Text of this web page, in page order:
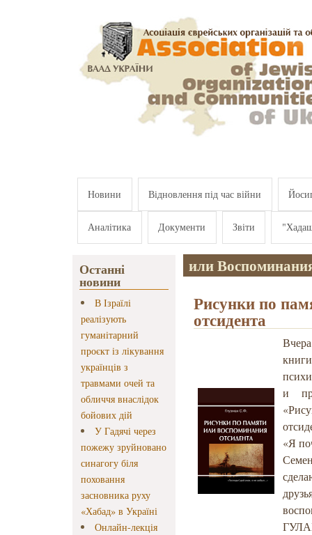
Новини Відновлення під час війни
Аналітика Документи Звіти
Останні
новини
В Ізраїлі
реалізують
гуманітарний
проєкт із лікування
українців з
травмами очей та
обличчя внаслідок
бойових дій
У Гадячі через
пожежу зруйновано
синагогу біля
поховання
засновника руху
«Хабад» в Україні
Онлайн-лекція
или
Рисунки по
отсидента
и
«Я